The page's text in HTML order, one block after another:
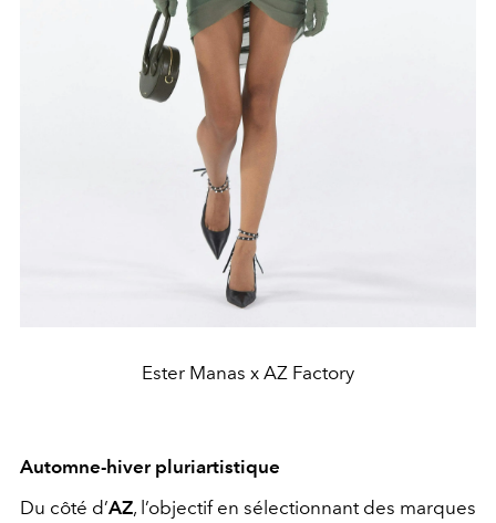
Ester Manas x AZ Factory
Automne-hiver pluriartistique
Du côté d’AZ, l’objectif en sélectionnant des marques